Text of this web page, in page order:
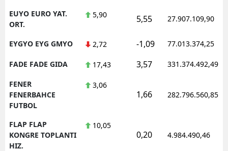
EUYO EURO YAT.
ORT.
5,90 5,55 27.907.109,90
EYGYO EYG GMYO 2,72 -1,09 77.013.374,25
FADE FADE GIDA 17,43 3,57 331.374.492,49
FENER
FENERBAHCE
FUTBOL
3,06
1,66 282.796.560,85
FLAP FLAP
KONGRE TOPLANTI
HIZ.
10,05
0,20 4.984.490,46